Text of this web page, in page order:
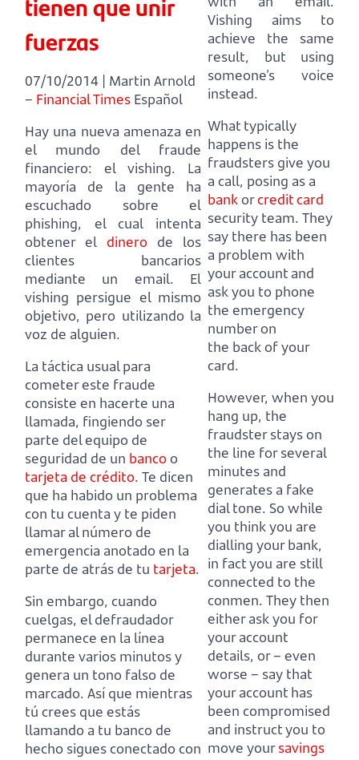
fuerzas
07/10/2014 | Martin Arnold
– Financial Times Español
Hay una nueva amenaza en
el mundo del fraude
financiero: el vishing.
La
mayoría de la gente ha
escuchado sobre el
phishing, el cual intenta
obtener el dinerode los
clientes bancarios
mediante un email.
El
vishing persigue el mismo
objetivo, pero utilizando la
voz de alguien.
La táctica usual para
cometer este fraude
consiste en hacerte una
llamada, fingiendo ser
parte del equipo de
seguridad de un bancoo
tarjeta de crédito. Te dicen
que ha habido un problema
con tu cuenta y te piden
llamar al número de
emergencia anotado en la
parte de atrás de tu tarjeta.
Sin embargo, cuando
cuelgas, el defraudador
permanece en la línea
durante varios minutos y
genera un tono falso de
marcado. Así que mientras
tú crees que estás
llamando a tu banco de
hecho sigues conectado con
Vishing aims to
achieve the same
result, but using
someone’s voice
instead.
What typically
happens is the
fraudsters give you
a call, posing as a
bankorcredit card
security team. They
say there has been
a problem with
your account and
ask you to phone
the emergency
number on
the back of your
card.
However, when you
hang up, the
fraudster stays on
the line for several
minutes and
generates a fake
dial tone. So while
you think you are
dialling your bank,
in fact you are still
connected to the
conmen. They then
either ask you for
your account
details, or – even
worse – say that
your account has
been compromised
and instruct you to
move yoursavings